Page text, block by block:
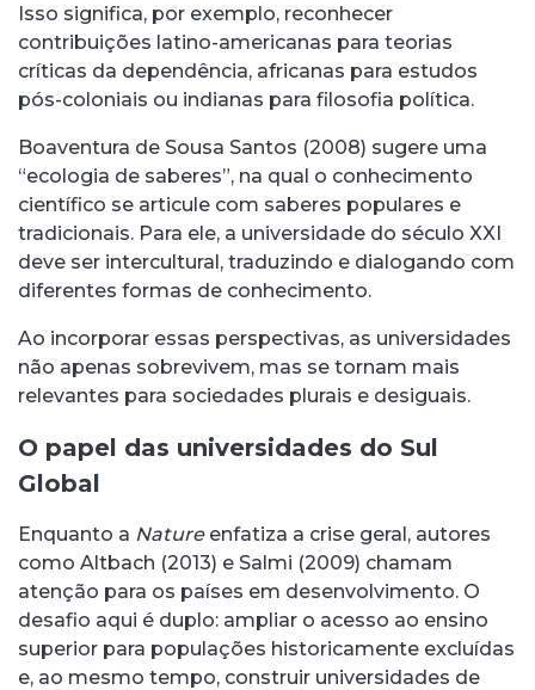
Isso significa, por exemplo, reconhecer
contribuições latino-americanas para teorias
críticas da dependência, africanas para estudos
pós-coloniais ou indianas para filosofia política.
Boaventura de Sousa Santos (2008) sugere uma
“ecologia de saberes”, na qual o conhecimento
científico se articule com saberes populares e
tradicionais. Para ele, a universidade do século XXI
deve ser intercultural, traduzindo e dialogando com
diferentes formas de conhecimento.
Ao incorporar essas perspectivas, as universidades
não apenas sobrevivem, mas se tornam mais
relevantes para sociedades plurais e desiguais.
O papel das universidades do Sul
Global
Enquanto a Nature enfatiza a crise geral, autores
como Altbach (2013) e Salmi (2009) chamam
atenção para os países em desenvolvimento. O
desafio aqui é duplo: ampliar o acesso ao ensino
superior para populações historicamente excluídas
e, ao mesmo tempo, construir universidades de